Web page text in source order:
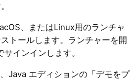
、またはLinux用のランチャ
トールします。ランチャーを開
インインします。
Java エディションの「デモをプ